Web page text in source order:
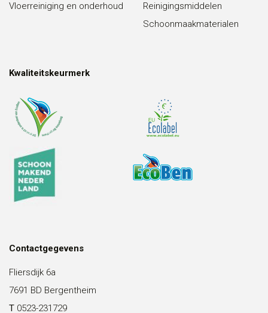
Vloerreiniging en onderhoud
Reinigingsmiddelen
Schoonmaakmaterialen
Kwaliteitskeurmerk
Contactgegevens
Fliersdijk 6a
7691 BD Bergentheim
T 0523-231729